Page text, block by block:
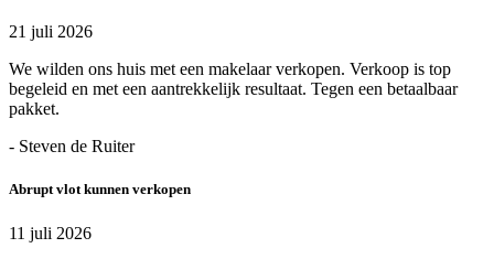
21 juli 2026
We wilden ons huis met een makelaar verkopen. Verkoop is top
begeleid en met een aantrekkelijk resultaat. Tegen een betaalbaar
pakket.
- Steven de Ruiter
Abrupt vlot kunnen verkopen
11 juli 2026